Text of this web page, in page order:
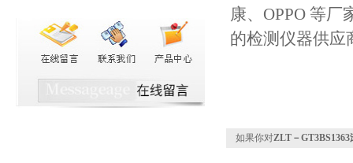
康、OPPO 等厂
的检测仪器供应
如果你对ZLT－